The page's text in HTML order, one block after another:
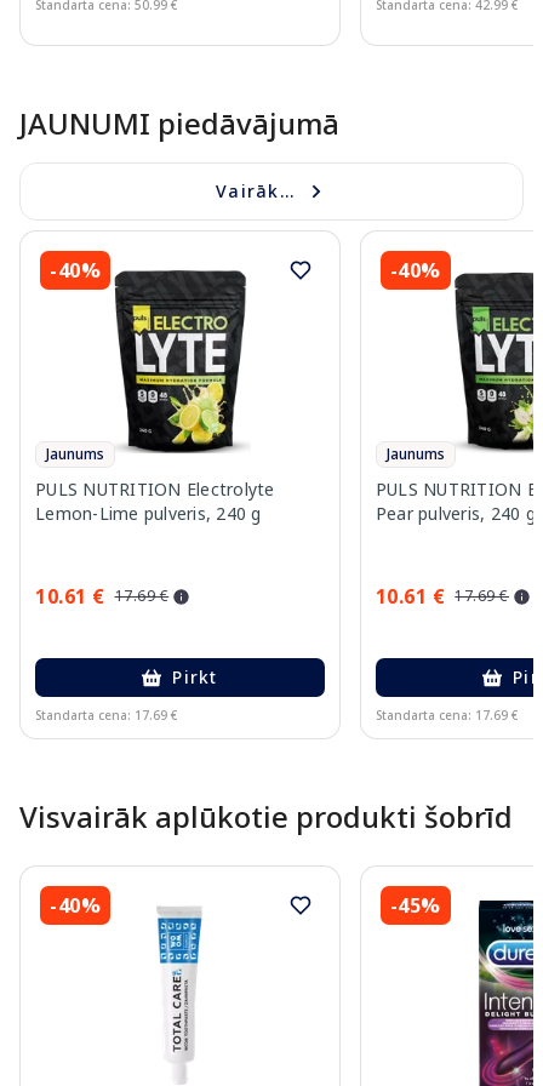
Standarta cena: 50.99 € Standarta cena: 42.99 €
JAUNUMI piedāvājumā
Vairāk...
-40%
Jaunums
PULS NUTRITION Electrolyte
Lemon-Lime pulveris, 240 g
10.61 € 17.69 €
Pirkt
Standarta cena: 17.69 €
-40%
Jaunums
PULS NUTRITION
Pear pulveris, 240 g
10.61 € 17.69 €
Standarta cena: 17.69 €
Visvairāk aplūkotie produkti šobrīd
-40% -45%